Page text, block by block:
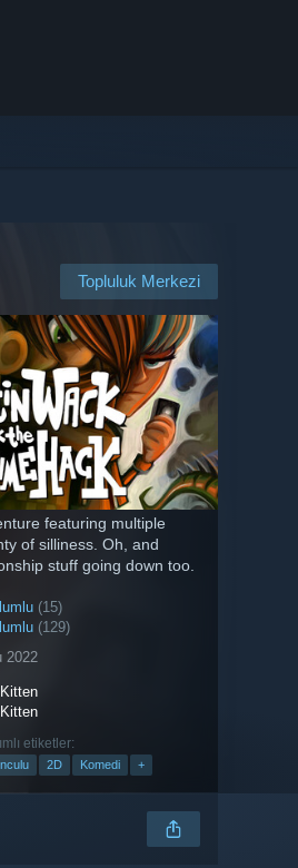
Topluluk Merkezi
featuring multiple
of silliness. Oh, and
stuff going down too.
(15)
(129)
2022
etiketler:
2D Komedi +